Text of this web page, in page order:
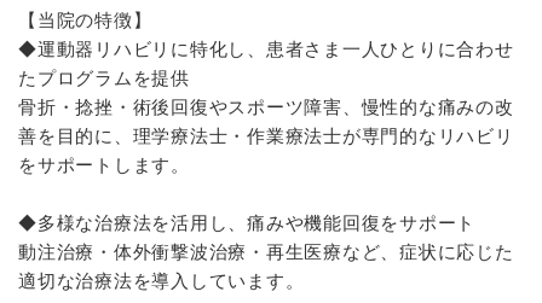
【当院の特徴】
◆運動器リハビリに特化し、患者さま一人ひとりに合わせ
たプログラムを提供
骨折・捻挫・術後回復やスポーツ障害、慢性的な痛みの改
善を目的に、理学療法士・作業療法士が専門的なリハビリ
をサポートします。
◆多様な治療法を活用し、痛みや機能回復をサポート
動注治療・体外衝撃波治療・再生医療など、症状に応じた
適切な治療法を導入しています。